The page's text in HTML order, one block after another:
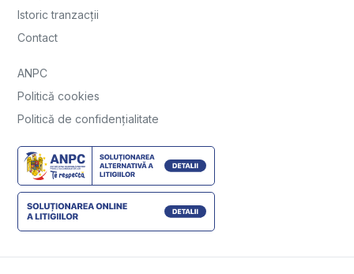
Istoric tranzacții
Contact
ANPC
Politică cookies
Politică de confidențialitate